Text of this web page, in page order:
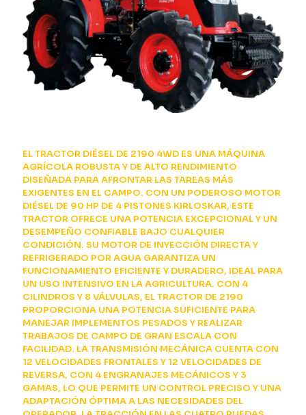
EL TRACTOR DIÉSEL DE 2190 4WD ES UNA MÁQUINA
AGRÍCOLA ROBUSTA Y DE ALTO RENDIMIENTO
DISEÑADA PARA AFRONTAR LAS TAREAS MÁS
EXIGENTES EN EL CAMPO. CON UN PODEROSO MOTOR
DIÉSEL DE 90 HP DE 4 PISTONES KIRLOSKAR, ESTE
TRACTOR OFRECE UNA POTENCIA EXCEPCIONAL Y UN
DESEMPEÑO CONFIABLE BAJO CUALQUIER
CONDICIÓN. SU MOTOR DE INYECCIÓN DIRECTA Y
REFRIGERADO POR AGUA GARANTIZA UN
FUNCIONAMIENTO EFICIENTE Y DURADERO, IDEAL PARA
UN USO INTENSIVO EN LA AGRICULTURA. CON 4
CILINDROS Y 8 VÁLVULAS, EL TRACTOR DE 2190
PROPORCIONA UNA POTENCIA SUFICIENTE PARA
MANEJAR IMPLEMENTOS PESADOS Y REALIZAR
TRABAJOS DE CAMPO DE GRAN ESCALA CON
FACILIDAD. LA TRANSMISIÓN MECÁNICA CUENTA CON
12 VELOCIDADES FRONTALES Y 12 VELOCIDADES DE
REVERSA, CON 4 ENGRANAJES MECÁNICOS Y 3
GAMAS, LO QUE PERMITE UN CONTROL PRECISO Y UNA
ADAPTACIÓN ÓPTIMA A LAS NECESIDADES DEL